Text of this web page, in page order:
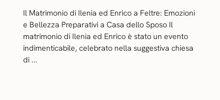
Il Matrimonio di Ilenia ed Enrico a Feltre: Emozioni
e Bellezza Preparativi a Casa dello Sposo Il
matrimonio di Ilenia ed Enrico è stato un evento
indimenticabile, celebrato nella suggestiva chiesa
di ...